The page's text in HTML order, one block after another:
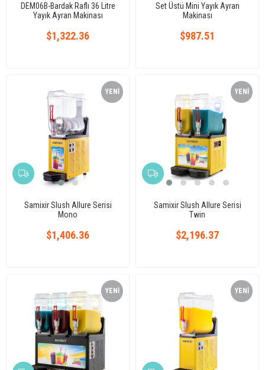
DEM06B-Bardak Raflı 36 Litre
Yayık Ayran Makinası
$1,322.36
Set Üstü Mini Yayık Ayran
Makinası
$987.51
Samixir Slush Allure Serisi
Mono
$1,406.36
YENI
Samixir Slush Allure Serisi
Twin
$2,196.37
YENI
YENI YENI